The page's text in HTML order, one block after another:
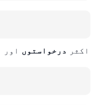
اکثر درخواستوں اور